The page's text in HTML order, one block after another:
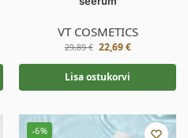
VT COSMETICS
29,89€ 22,69€
Lisa ostukorvi
-6%